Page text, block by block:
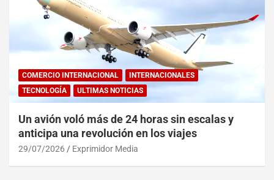
COMERCIO INTERNACIONAL
INTERNACIONALES
TECNOLOGÍA
ULTIMAS NOTICIAS
Un avión voló más de 24 horas sin escalas y
anticipa una revolución en los viajes
29/07/2026 Exprimidor Media